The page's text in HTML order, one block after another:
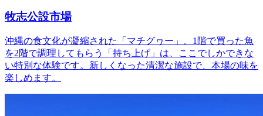
牧志公設市場
沖縄の食文化が凝縮された「マチグヮー」。1階で買った魚
を2階で調理してもらう「持ち上げ」は、ここでしかできな
い特別な体験です。新しくなった清潔な施設で、本場の味を
楽しめます。